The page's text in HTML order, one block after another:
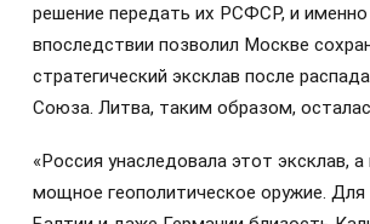
решение передать их РСФСР, и
впоследствии позволил Москве
стратегический эксклав после
Союза. Литва, таким образом,
«Россия унаследовала этот эксклав,
мощное геополитическое оружие.